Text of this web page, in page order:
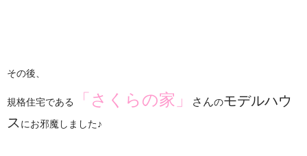
その後、
規格住宅である 「さくらの家」 さんのモデルハウ
ス にお邪魔しました♪